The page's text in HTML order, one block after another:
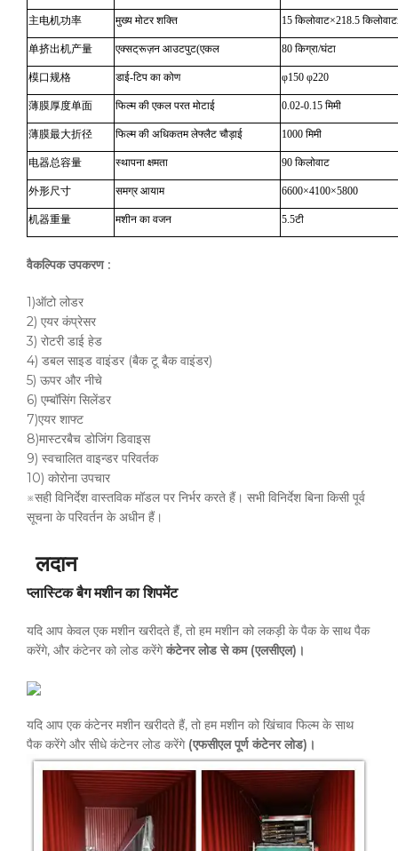
主电机功率 मुख्य मोटर शक्ति 15 किलोवाट×218.5
单挤出机产量 एक्सट्रूज़न आउटपुट(एकल 80 किग्रा/घंटा
模口规格 डाई-टिप का कोण φ150 φ220
薄膜厚度单面 फिल्म की एकल परत मोटाई 0.02-0.15 मिमी
薄膜最大折径 फिल्म की अधिकतम लेफ्लैट चौड़ाई 1000 मिमी
电器总容量 स्थापना क्षमता 90 किलोवाट
外形尺寸 समग्र आयाम 6600×4100×5800
机器重量 मशीन का वजन 5.5टी
वैकल्पिक उपकरण :
1)ऑटो लोडर
2) एयर कंप्रेसर
3) रोटरी डाई हेड
4) डबल साइड वाइंडर (बैक टू बैक वाइंडर)
5) ऊपर और नीचे
6) एम्बॉसिंग सिलेंडर
7)एयर शाफ्ट
8)मास्टरबैच डोजिंग डिवाइस
9) स्वचालित वाइन्डर परिवर्तक
10) कोरोना उपचार
※सही विनिर्देश वास्तविक मॉडल पर निर्भर करते हैं। सभी विनिर्देश बिना किसी पूर्व
सूचना के परिवर्तन के अधीन हैं।
लदान
प्लास्टिक बैग मशीन का शिपमेंट
यदि आप केवल एक मशीन खरीदते हैं, तो हम मशीन को लकड़ी के पैक के साथ पैक
करेंगे, और कंटेनर को लोड करेंगे कंटेनर लोड से कम (एलसीएल)।
यदि आप एक कंटेनर मशीन खरीदते हैं, तो हम मशीन को खिंचाव फिल्म के साथ
पैक करेंगे और सीधे कंटेनर लोड करेंगे (एफसीएल पूर्ण कंटेनर लोड)।